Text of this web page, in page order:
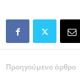
Προηγούμενο άρθρο